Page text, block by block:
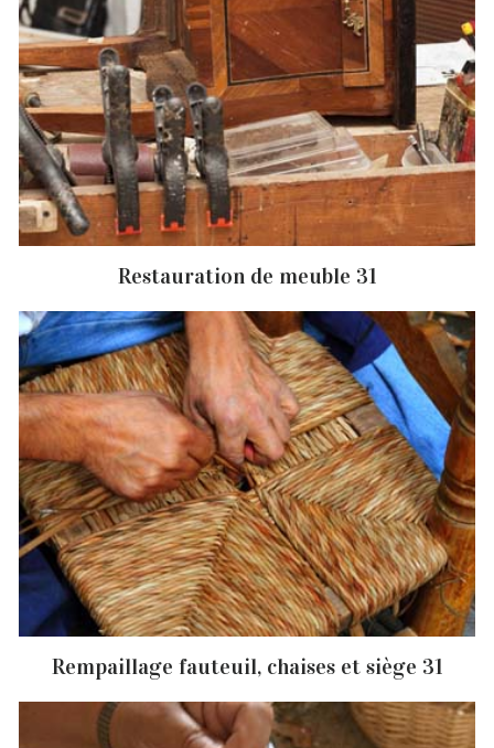
Restauration de meuble 31
Rempaillage fauteuil, chaises et siège 31